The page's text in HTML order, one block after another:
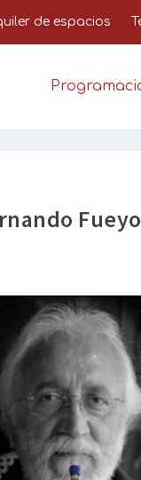
de espacios